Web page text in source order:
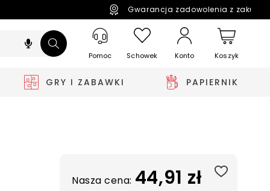
Gwarancja zadowolenia z
Pomoc Schowek Konto Koszyk
GRY I ZABAWKI PAPIERNIK
Nasza cena: 44,91 zł